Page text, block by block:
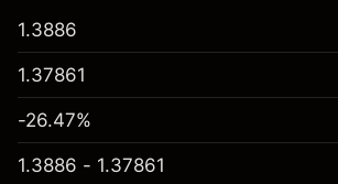
1.3886
1.37861
-26.47%
1.37861 - 1.3886